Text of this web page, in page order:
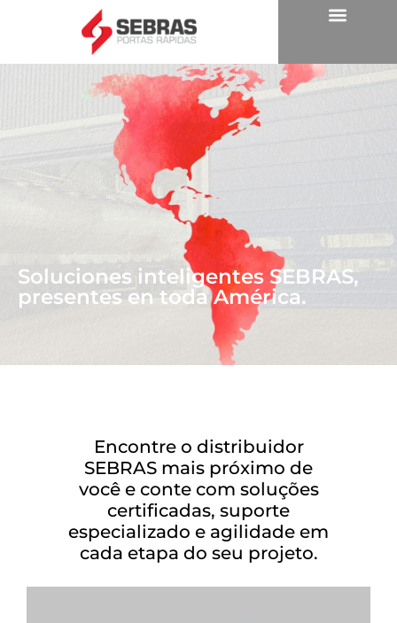
Soluciones inteligentes SEBRAS,
presentes en toda América.
Encontre o distribuidor
SEBRAS mais próximo de
você e conte com soluções
certificadas, suporte
especializado e agilidade em
cada etapa do seu projeto.